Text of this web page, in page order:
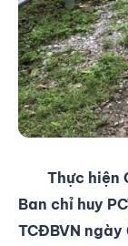
Thực hiện
Ban chỉ huy
TCĐBVN